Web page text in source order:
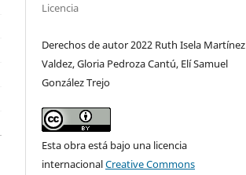
Licencia
Derechos de autor 2022 Ruth Isela Martínez
Valdez, Gloria Pedroza Cantú, Elí Samuel
González Trejo
Esta obra está bajo una licencia
internacionalCreative Commons